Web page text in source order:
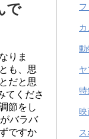
で
りま
も、思
だと思
てくださ
節をし
バラバ
ですか
カ
動
ヤ
特
映